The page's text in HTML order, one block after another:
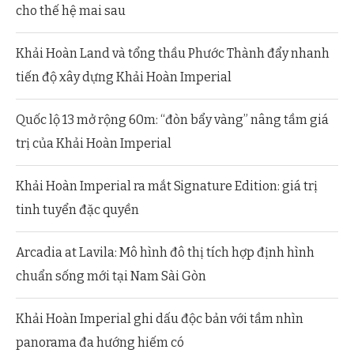
cho thế hệ mai sau
Khải Hoàn Land và tổng thầu Phước Thành đẩy nhanh
tiến độ xây dựng Khải Hoàn Imperial
Quốc lộ 13 mở rộng 60m: “đòn bẩy vàng” nâng tầm giá
trị của Khải Hoàn Imperial
Khải Hoàn Imperial ra mắt Signature Edition: giá trị
tinh tuyển đặc quyền
Arcadia at Lavila: Mô hình đô thị tích hợp định hình
chuẩn sống mới tại Nam Sài Gòn
Khải Hoàn Imperial ghi dấu độc bản với tầm nhìn
panorama đa hướng hiếm có